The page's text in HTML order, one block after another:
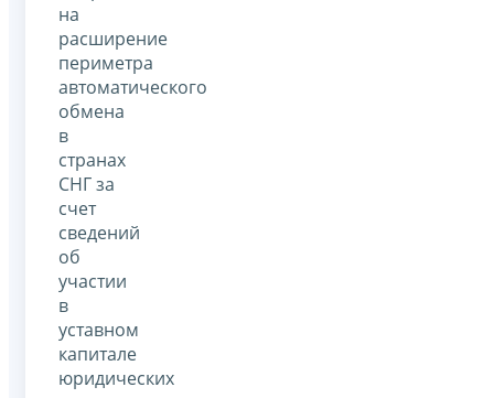
на
расширение
периметра
автоматического
обмена
в
странах
СНГ за
счет
сведений
об
участии
в
уставном
капитале
юридических